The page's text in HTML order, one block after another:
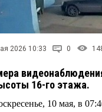
2026 10:33 0
16-го этажа.
10 мая, в